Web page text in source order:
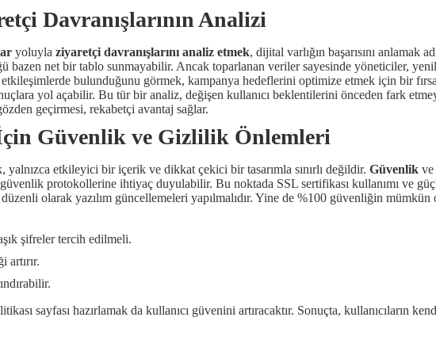
Davranışlarının Analizi
yoluyla ziyaretçi davranışlarını analiz etmek, dijital varlığın başarısını anlamak
bazen net bir tablo sunmayabilir. Ancak toparlanan veriler sayesinde yöneticiler,
bulunduğunu görmek, kampanya hedeflerini optimize etmek için bir
yol açabilir. Bu tür bir analiz, değişen kullanıcı beklentilerini önceden fark
geçirmesi, rekabetçi avantaj sağlar.
İçin Güvenlik ve Gizlilik Önlemleri
yalnızca etkileyici bir içerik ve dikkat çekici bir tasarımla sınırlı değildir. Güvenlik ve
protokollerine ihtiyaç duyulabilir. Bu noktada SSL sertifikası kullanımı ve
olarak yazılım güncellemeleri yapılmalıdır. Yine de %100 güvenliğin mümkün
şifreler tercih edilmeli.
artırır.
sayfası hazırlamak da kullanıcı güvenini artıracaktır. Sonuçta, kullanıcıların